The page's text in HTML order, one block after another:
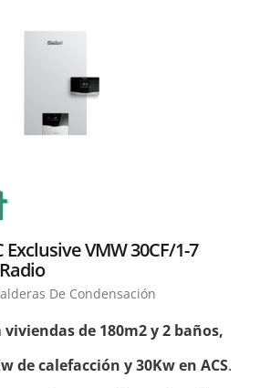
Exclusive VMW 30CF/1-7
De Condensación
viviendas de 180m2 y 2 baños,
de calefacción y 30Kw en ACS.